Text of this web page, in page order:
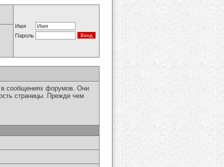
Имя
Пароль
в сообщениях форумов. Они
страницы. Прежде чем